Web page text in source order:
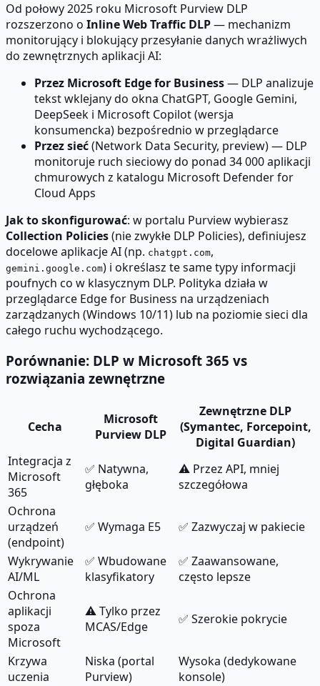
Od połowy 2025 roku Microsoft Purview DLP
rozszerzono o Inline Web Traffic DLP— mechanizm
monitorujący i blokujący przesyłanie danych wrażliwych
do zewnętrznych aplikacji AI:
Przez Microsoft Edge for Business— DLP analizuje
tekst wklejany do okna ChatGPT, Google Gemini,
DeepSeek i Microsoft Copilot (wersja
konsumencka) bezpośrednio w przeglądarce
Przez sieć(Network Data Security, preview) — DLP
monitoruje ruch sieciowy do ponad 34 000 aplikacji
chmurowych z katalogu Microsoft Defender for
Cloud Apps
Jak to skonfigurować: w portalu Purview wybierasz
Collection Policies(nie zwykłe DLP Policies), definiujesz
docelowe aplikacje AI (np. chatgpt.com,
gemini.google.com) i określasz te same typy informacji
poufnych co w klasycznym DLP. Polityka działa w
przeglądarce Edge for Business na urządzeniach
zarządzanych (Windows 10/11) lub na poziomie sieci dla
całego ruchu wychodzącego.
Porównanie: DLP w Microsoft 365 vs
rozwiązania zewnętrzne
Cecha
Microsoft
Purview DLP
Zewnętrzne DLP
(Symantec, Forcepoint,
Digital Guardian)
Integracja z
Microsoft
365
✅ Natywna,
głęboka
⚠️ Przez API, mniej
szczegółowa
Ochrona
urządzeń
(endpoint)
✅ Wymaga E5 ✅ Zazwyczaj w pakiecie
Wykrywanie
AI/ML
✅ Wbudowane
klasyfikatory
✅ Zaawansowane,
często lepsze
Ochrona
aplikacji
spoza
Microsoft
⚠️ Tylko przez
MCAS/Edge
✅ Szerokie pokrycie
Krzywa
uczenia
Niska (portal
Purview)
Wysoka (dedykowane
konsole)